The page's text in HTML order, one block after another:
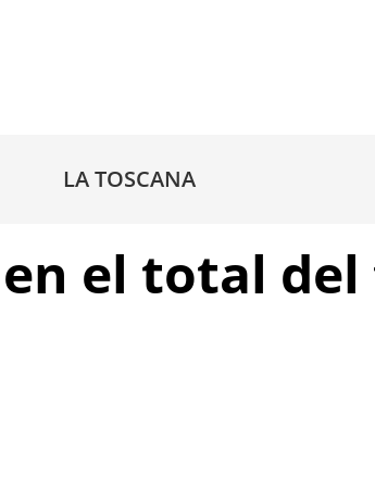
LA TOSCANA
el total